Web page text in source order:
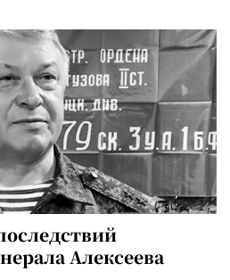
Алексеева